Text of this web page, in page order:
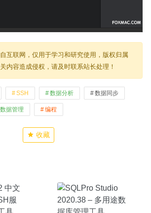
互联网，仅用于学习和研究使用，版权归属
内容造成侵权，请及时联系站长处理！
SSH 数据分析 数据同步
数据管理 编程
收藏